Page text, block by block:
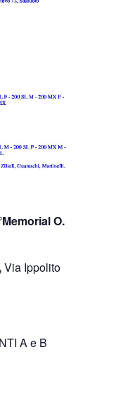
O.
,Via Ippolito
A e B